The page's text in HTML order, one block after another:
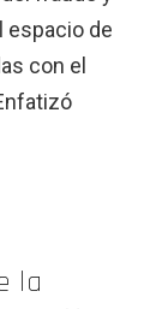
espacio de
con el
la